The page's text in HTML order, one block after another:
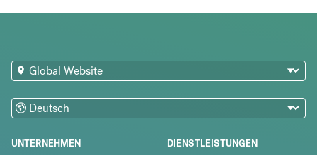
UNTERNEHMEN DIENSTLEISTUNGEN